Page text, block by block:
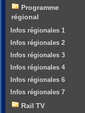
Programme
régional
Infos régionales 1
Infos régionales 2
Infos régionales 3
Infos régionales 4
Infos régionales 6
Infos régionales 7
Rail TV